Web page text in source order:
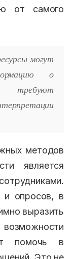
от самого
могут
о
требуют
методов
является
и опросов, в
выразить
помочь в